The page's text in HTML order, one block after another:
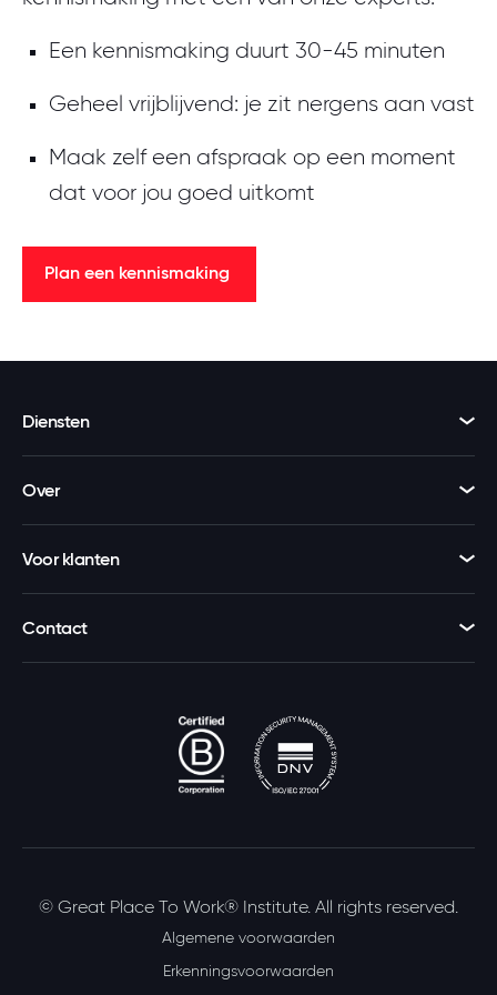
beloning, winstdeling en promotie,
de afwezigheid van discriminatie en
misstanden.
. Dit gaat over betekenisvol
werk, teamgevoel, een
maatschappelijke bijdrage leveren
en klantgerichtheid.
daarom in elk land en in elke
organisatie, ongeacht grootte of
branche, hetzelfde.
Een kennismaking duurt 30-45 minuten
Geheel vrijblijvend: je zit nergens aan vast
Maak zelf een afspraak op een moment
dat voor jou goed uitkomt
Plan een kennismaking
Diensten
Over
Voor klanten
Contact
© Great Place To Work® Institute. All rights reserved.
Algemene voorwaarden
Erkenningsvoorwaarden